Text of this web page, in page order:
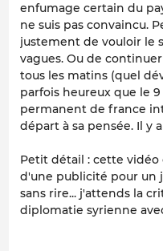
enfumage certain du
ne suis pas convaincu.
justement de vouloir le
vagues. Ou de
tous les matins (quel
parfois heureux que le
permanent de france
départ à sa pensée. Il y
Petit détail : cette
d'une publicité pour un
sans rire... j'attends la
diplomatie syrienne